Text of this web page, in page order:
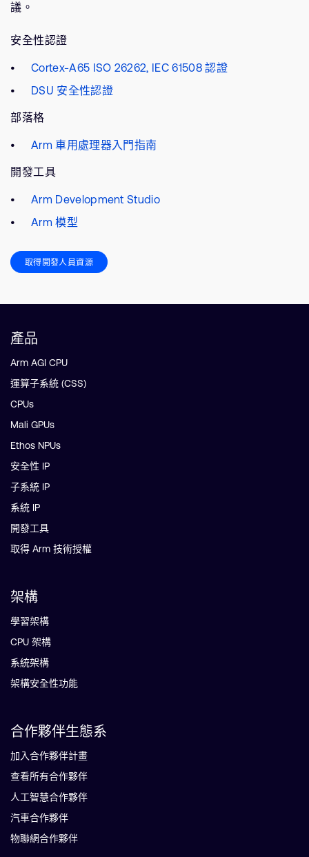
議。
安全性認證
Cortex-A65 ISO 26262, IEC 61508 認證
DSU 安全性認證
部落格
Arm 車用處理器入門指南
開發工具
Arm Development Studio
Arm 模型
取得開發人員資源
產品
Arm AGI CPU
運算子系統 (CSS)
CPUs
Mali GPUs
Ethos NPUs
安全性 IP
子系統 IP
系統 IP
開發工具
取得 Arm 技術授權
架構
學習架構
CPU 架構
系統架構
架構安全性功能
合作夥伴生態系
加入合作夥伴計畫
查看所有合作夥伴
人工智慧合作夥伴
汽車合作夥伴
物聯網合作夥伴